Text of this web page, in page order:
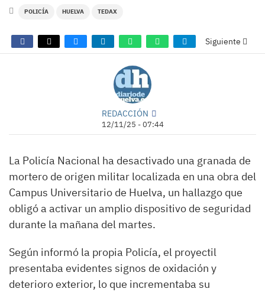
POLICÍA HUELVA TEDAX
Siguiente
REDACCIÓN
12/11/25 - 07:44
La Policía Nacional ha desactivado una granada de
mortero de origen militar localizada en una obra del
Campus Universitario de Huelva, un hallazgo que
obligó a activar un amplio dispositivo de seguridad
durante la mañana del martes.
Según informó la propia Policía, el proyectil
presentaba evidentes signos de oxidación y
deterioro exterior, lo que incrementaba su